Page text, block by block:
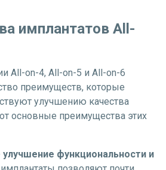
имплантатов All-
All-on-4, All-on-5 и All-on-6
преимуществ, которые
улучшению качества
основные преимущества этих
функциональности и